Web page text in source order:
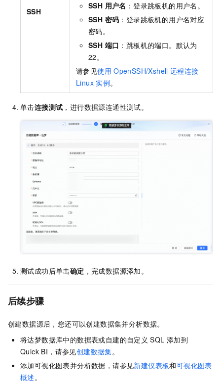
SSH
SSH 用户名 ：登录跳板机的用户名。
SSH 密码 ：登录跳板机的用户名对应
密码。
SSH 端口 ：跳板机的端口。默认为
22。
请参见使用 OpenSSH/Xshell 远程连接
Linux 实例。
单击连接测试 ，进行数据源连通性测试。
测试成功后单击确定 ，完成数据源添加。
后续步骤
创建数据源后，您还可以创建数据集并分析数据。
将达梦数据库中的数据表或自建的自定义 SQL 添加到
Quick BI，请参见创建数据集。
添加可视化图表并分析数据，请参见新建仪表板和可视化图表
概述 。